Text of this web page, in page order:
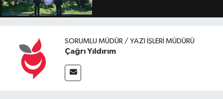
SORUMLU MÜDÜR / YAZI İŞLERI MÜDÜRÜ
Çağrı Yıldırım